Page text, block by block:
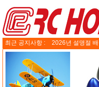
최근 공지사항 : 2026년 설명절